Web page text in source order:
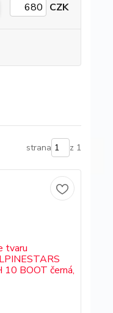
CZK
strana z 1